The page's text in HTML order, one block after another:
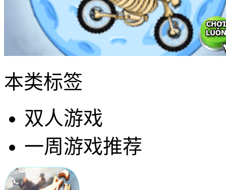
本类标签
双人游戏
一周游戏推荐